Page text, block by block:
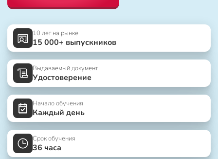
10 лет на рынке
15 000+ выпускников
Выдаваемый документ
Удостоверение
Начало обучения
Каждый день
Срок обучения
36 часа